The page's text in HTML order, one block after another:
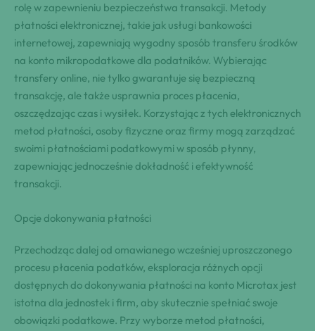
rolę w zapewnieniu bezpieczeństwa transakcji. Metody
płatności elektronicznej, takie jak usługi bankowości
internetowej, zapewniają wygodny sposób transferu środków
na konto mikropodatkowe dla podatników. Wybierając
transfery online, nie tylko gwarantuje się bezpieczną
transakcję, ale także usprawnia proces płacenia,
oszczędzając czas i wysiłek. Korzystając z tych elektronicznych
metod płatności, osoby fizyczne oraz firmy mogą zarządzać
swoimi płatnościami podatkowymi w sposób płynny,
zapewniając jednocześnie dokładność i efektywność
transakcji.
Opcje dokonywania płatności
Przechodząc dalej od omawianego wcześniej uproszczonego
procesu płacenia podatków, eksploracja różnych opcji
dostępnych do dokonywania płatności na konto Microtax jest
istotna dla jednostek i firm, aby skutecznie spełniać swoje
obowiązki podatkowe. Przy wyborze metod płatności,